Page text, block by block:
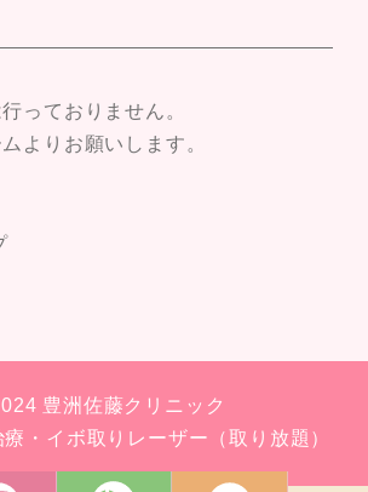
っておりません。
よりお願いします。
豊洲佐藤クリニック
・イボ取りレーザー（取り放題）